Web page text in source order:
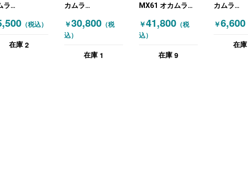
ラ
ー 付きテーブ
ル ホワイト
（税込）
在庫 2
カムラ
ティングテーブル
ホワイト
￥30,800（税
込）
在庫 1
MX61 オカムラ
ティングテーブル
木目（ホワイト）
￥41,800（税
込）
在庫 9
カムラ
ティング
（ナチュ
￥6,600
在庫